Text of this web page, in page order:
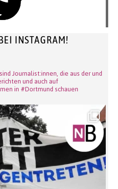
INSTAGRAM!
Journalist:innen, die aus der und
und auch auf
in #Dortmund schauen